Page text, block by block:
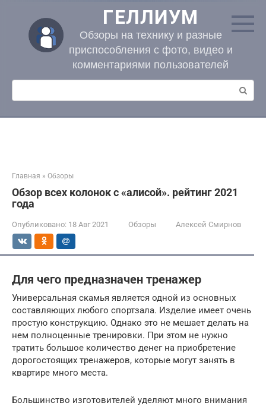
контенту
ГЕЛЛИУМ
Обзоры на технику и разные
приспособления с фото, видео и
комментариями пользователей
Поиск:
Главная » Обзоры
Обзор всех колонок с «алисой». рейтинг 2021
года
Опубликовано: 18 Авг 2021 Обзоры Алексей Смирнов
Для чего предназначен тренажер
Универсальная скамья является одной из основных
составляющих любого спортзала. Изделие имеет очень
простую конструкцию. Однако это не мешает делать на
нем полноценные тренировки. При этом не нужно
тратить большое количество денег на приобретение
дорогостоящих тренажеров, которые могут занять в
квартире много места.
Большинство изготовителей уделяют много внимания